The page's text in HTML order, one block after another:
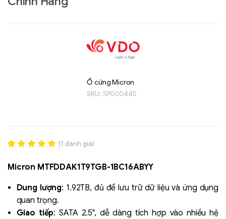
Ổ cứng Micron
SKU: SP000445
out of 5
based on
(1 đánh giá)
Micron MTFDDAK1T9TGB-1BC16ABYY
Dung lượng: 1.92TB, đủ để lưu trữ dữ liệu và ứng dụng
quan trọng.
Giao tiếp: SATA 2.5", dễ dàng tích hợp vào nhiều hệ
Liên hệ
SK hynix - DRAM
- GDDR - GDDR6